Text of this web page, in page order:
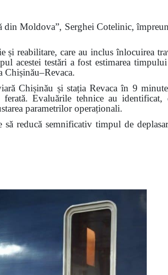
Moldova”, Serghei Cotelinic,
și reabilitare, care au inclusînlocuirea
acestei testări a fost estimarea
Chișinău–Revaca.
Chișinău și stația Revaca în 9
Evaluările tehnice au identificat,
parametrilor operaționali.
reducă semnificativ timpul de